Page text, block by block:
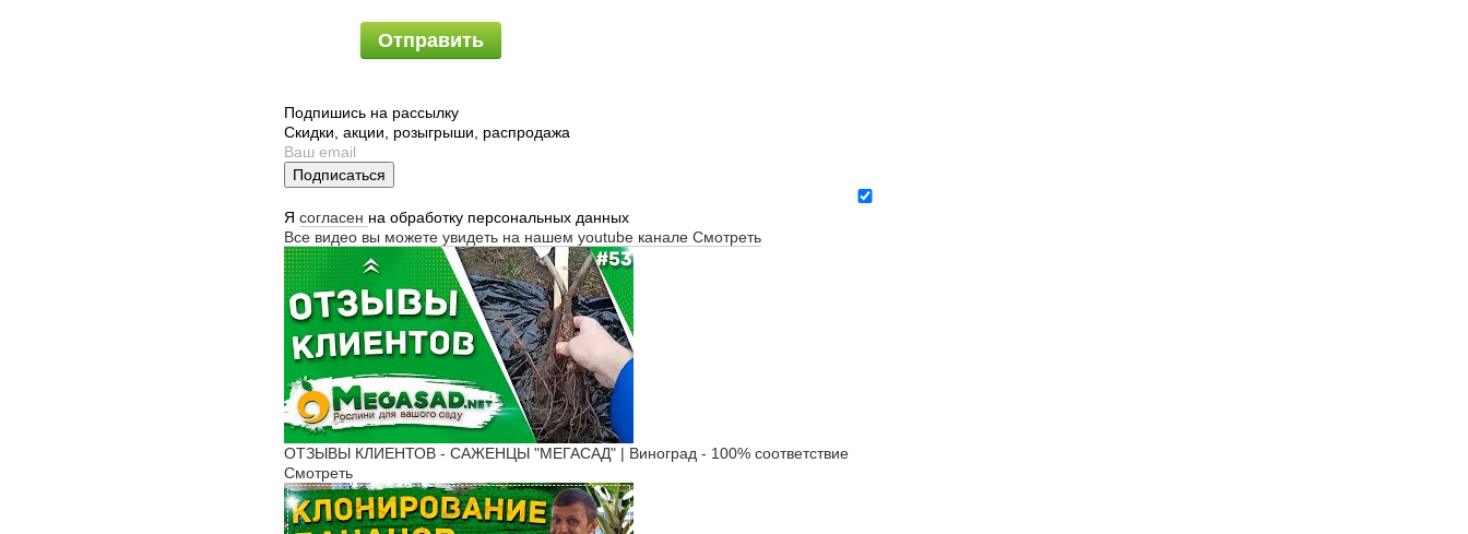
Отправить
Подпишись на рассылку
Скидки, акции, розыгрыши, распродажа
Подписаться
Я согласен на обработку персональных данных
Все видео вы можете увидеть на нашем youtube канале Смотреть
ОТЗЫВЫ КЛИЕНТОВ - САЖЕНЦЫ "МЕГАСАД" | Виноград - 100% соответствие
Смотреть